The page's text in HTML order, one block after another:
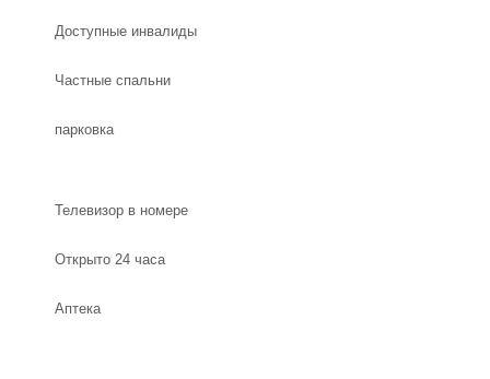
Доступные инвалиды
Частные спальни
парковка
Телевизор в номере
Открыто 24 часа
Aптека